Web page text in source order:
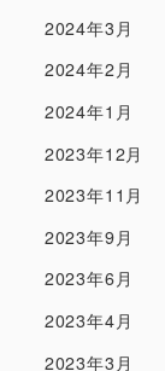
2024年3月
2024年2月
2024年1月
2023年12月
2023年11月
2023年9月
2023年6月
2023年4月
2023年3月